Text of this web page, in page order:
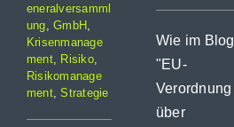
eneralversamml
ung,GmbH ,
Krisenmanage
ment, Risiko,
Risikomanage
ment,Strategie
Wie im Blog
"EU-
Verordnung
über